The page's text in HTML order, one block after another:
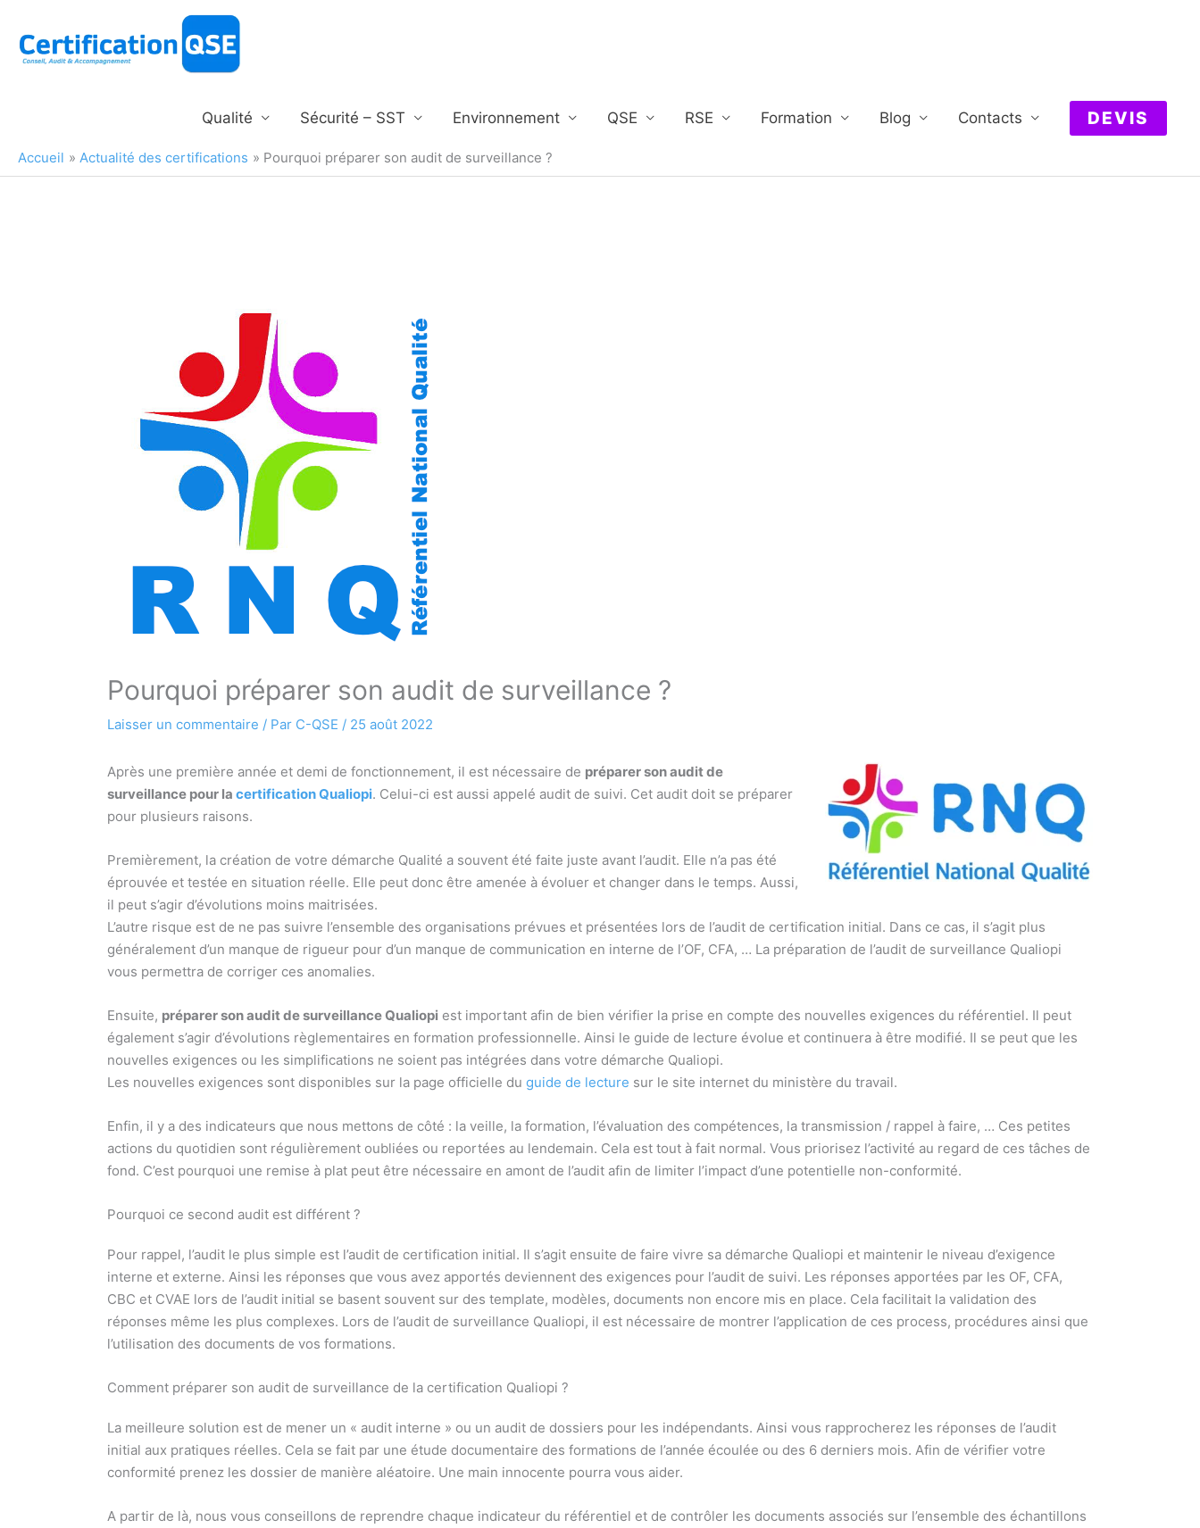
contenu
Qualité Sécurité – SST Environnement QSE RSE Formation Blog Contacts DEVIS
Accueil Actualité des certifications Pourquoi préparer son audit de surveillance ?
Pourquoi préparer son audit de surveillance ?
Laisser un commentaire / Par C-QSE / 25 août 2022
Après une première année et demi de fonctionnement, il est nécessaire de préparer son audit de
surveillance pour lacertification Qualiopi. Celui-ci est aussi appelé audit de suivi. Cet audit doit se préparer
pour plusieurs raisons.
Premièrement, la création de votre démarche Qualité a souvent été faite juste avant l’audit. Elle n’a pas été
éprouvée et testée en situation réelle. Elle peut donc être amenée à évoluer et changer dans le temps. Aussi,
il peut s’agir d’évolutions moins maitrisées.
L’autre risque est de ne pas suivre l’ensemble des organisations prévues et présentées lors de l’audit de certification initial. Dans ce cas, il s’agit plus
généralement d’un manque de rigueur pour d’un manque de communication en interne de l’OF, CFA, … La préparation de l’audit de surveillance Qualiopi
vous permettra de corriger ces anomalies.
Ensuite, préparer son audit de surveillance Qualiopi est important afin de bien vérifier la prise en compte des nouvelles exigences du référentiel. Il peut
également s’agir d’évolutions règlementaires en formation professionnelle. Ainsi le guide de lecture évolue et continuera à être modifié. Il se peut que les
nouvelles exigences ou les simplifications ne soient pas intégrées dans votre démarche Qualiopi.
Les nouvelles exigences sont disponibles sur la page officielle duguide de lecture sur le site internet du ministère du travail.
Enfin, il y a des indicateurs que nous mettons de côté : la veille, la formation, l’évaluation des compétences, la transmission / rappel à faire, … Ces petites
actions du quotidien sont régulièrement oubliées ou reportées au lendemain. Cela est tout à fait normal. Vous priorisez l’activité au regard de ces tâches de
fond. C’est pourquoi une remise à plat peut être nécessaire en amont de l’audit afin de limiter l’impact d’une potentielle non-conformité.
Pourquoi ce second audit est différent ?
Pour rappel, l’audit le plus simple est l’audit de certification initial. Il s’agit ensuite de faire vivre sa démarche Qualiopi et maintenir le niveau d’exigence
interne et externe. Ainsi les réponses que vous avez apportés deviennent des exigences pour l’audit de suivi. Les réponses apportées par les OF, CFA,
CBC et CVAE lors de l’audit initial se basent souvent sur des template, modèles, documents non encore mis en place. Cela facilitait la validation des
réponses même les plus complexes. Lors de l’audit de surveillance Qualiopi, il est nécessaire de montrer l’application de ces process, procédures ainsi que
l’utilisation des documents de vos formations.
Comment préparer son audit de surveillance de la certification Qualiopi ?
La meilleure solution est de mener un « audit interne » ou un audit de dossiers pour les indépendants. Ainsi vous rapprocherez les réponses de l’audit
initial aux pratiques réelles. Cela se fait par une étude documentaire des formations de l’année écoulée ou des 6 derniers mois. Afin de vérifier votre
conformité prenez les dossier de manière aléatoire. Une main innocente pourra vous aider.
A partir de là, nous vous conseillons de reprendre chaque indicateur du référentiel et de contrôler les documents associés sur l’ensemble des échantillons